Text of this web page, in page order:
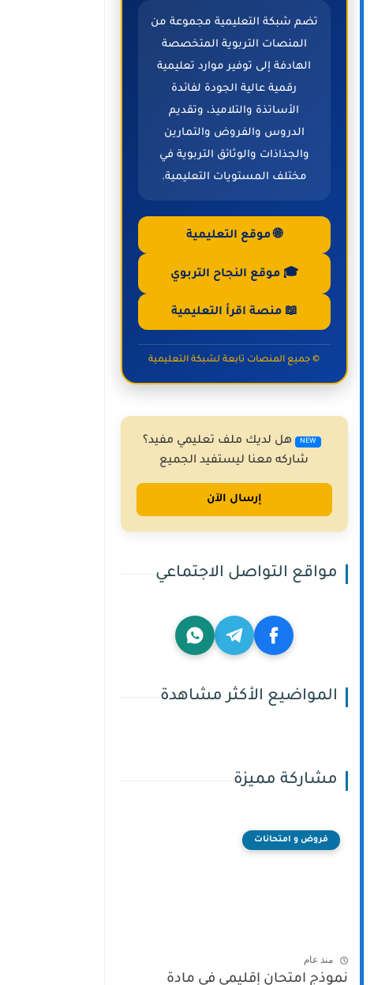
تضم شبكة التعليمية مجموعة من
المنصات التربوية المتخصصة
الهادفة إلى توفير موارد تعليمية
رقمية عالية الجودة لفائدة
الأساتذة والتلاميذ، وتقديم
الدروس والفروض والتمارين
والجذاذات والوثائق التربوية في
مختلف المستويات التعليمية.
🌐 موقع التعليمية
🎓 موقع النجاح التربوي
📖 منصة اقرأ التعليمية
© جميع المنصات تابعة لشبكة التعليمية
NEW
هل لديك ملف تعليمي مفيد؟
شاركه معنا ليستفيد الجميع
إرسال الآن
مواقع التواصل الاجتماعي
المواضيع الأكثر مشاهدة
مشاركة مميزة
فروض و امتحانات
منذ عام
نموذج امتحان إقليمي في مادة